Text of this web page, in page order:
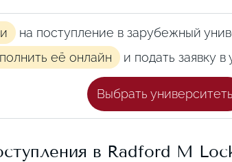
на поступление в зарубежный
её онлайн и подать заявку
Выбрать
в Radford M